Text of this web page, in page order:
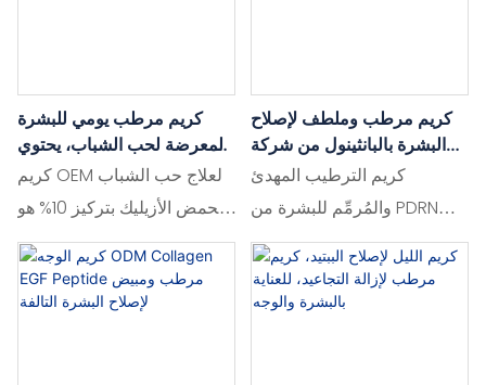
كريم مرطب يومي للبشرة
المعرضة لحب الشباب، يحتوي
على 10% من حمض الأزيليك،
للتحكم في إفراز الزيوت
كريم OEM لعلاج حب الشباب
بحمض الأزيليك بتركيز 10% هو
مرطب يومي خفيف الوزن
مصمم خصيصًا للبشرة
المعرضة لحب الشباب. بفضل
كريم مرطب وملطف لإصلاح
البشرة بالبانثينول من شركة
PDRN، مصمم خصيصًا للعناية
بحاجز البشرة.
كريم الترطيب المهدئ
والمُرمِّم للبشرة من PDRN
Panthenol مصمم خصيصًا
لتعزيز حاجز البشرة، حيث
يجمع بين خصائص PDRN